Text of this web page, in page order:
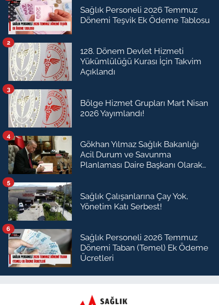
Sağlık Personeli 2026 Temmuz
Dönemi Teşvik Ek Ödeme Tablosu
128. Dönem Devlet Hizmeti
Yükümlülüğü Kurası İçin Takvim
Açıklandı
2
Bölge Hizmet Grupları Mart Nisan
2026 Yayımlandı!
3
Gökhan Yılmaz Sağlık Bakanlığı
Acil Durum ve Savunma
Planlaması Daire Başkanı Olarak
4
Sağlık Çalışanlarına Çay Yok,
Yönetim Katı Serbest!
5
Sağlık Personeli 2026 Temmuz
Dönemi Taban (Temel) Ek Ödeme
Ücretleri
6